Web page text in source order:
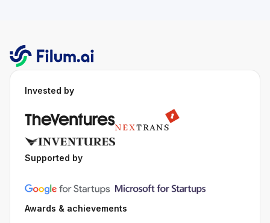
Invested by
Supported by
Awards & achievements